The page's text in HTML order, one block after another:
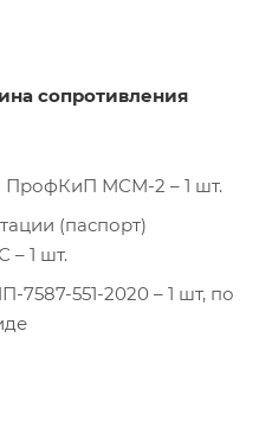
сопротивления
ПрофКиП МСМ-2 – 1 шт.
(паспорт)
– 1 шт.
551-2020 – 1 шт, по